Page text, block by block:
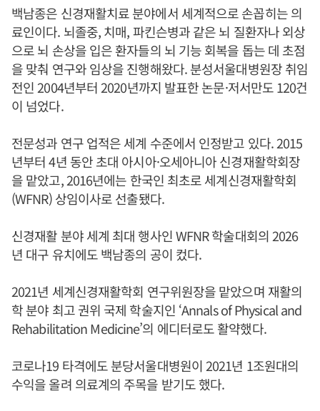
백남종은 신경재활치료 분야에서 세계적으로 손꼽히는 의
료인이다. 뇌졸중, 치매, 파킨슨병과 같은 뇌 질환자나 외상
으로 뇌 손상을 입은 환자들의 뇌 기능 회복을 돕는 데 초점
을 맞춰 연구와 임상을 진행해왔다. 분성서울대병원장 취임
전인 2004년부터 2020년까지 발표한 논문·저서만도 120건
이 넘었다.
전문성과 연구 업적은 세계 수준에서 인정받고 있다. 2015
년부터 4년 동안 초대 아시아·오세아니아 신경재활학회장
을 맡았고, 2016년에는 한국인 최초로 세계신경재활학회
(WFNR) 상임이사로 선출됐다.
신경재활 분야 세계 최대 행사인 WFNR 학술대회의 2026
년 대구 유치에도 백남종의 공이 컸다.
2021년 세계신경재활학회 연구위원장을 맡았으며 재활의
학 분야 최고 권위 국제 학술지인 ‘Annals of Physical and
Rehabilitation Medicine’의 에디터로도 활약했다.
코로나19 타격에도 분당서울대병원이 2021년 1조원대의
수익을 올려 의료계의 주목을 받기도 했다.